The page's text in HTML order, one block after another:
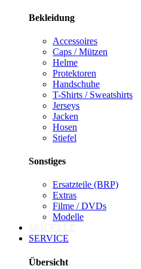
Bekleidung
Accessoires
Caps / Mützen
Helme
Protektoren
Handschuhe
T-Shirts / Sweatshirts
Jerseys
Jacken
Hosen
Stiefel
Sonstiges
Ersatzteile (BRP)
Extras
Filme / DVDs
Modelle
SERVICE
Übersicht